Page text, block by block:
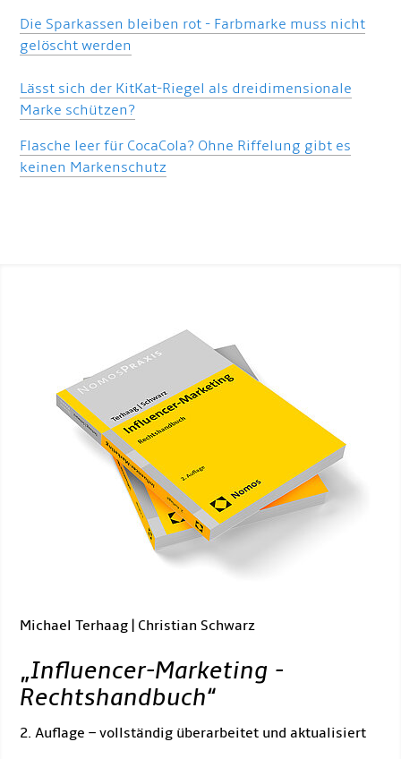
Die Sparkassen bleiben rot - Farbmarke muss nicht
gelöscht werden
Lässt sich der KitKat-Riegel als dreidimensionale
Marke schützen?
Flasche leer für CocaCola? Ohne Riffelung gibt es
keinen Markenschutz
Michael Terhaag | Christian Schwarz
„Influencer-Marketing -
Rechtshandbuch“
2. Auflage – vollständig überarbeitet und aktualisiert